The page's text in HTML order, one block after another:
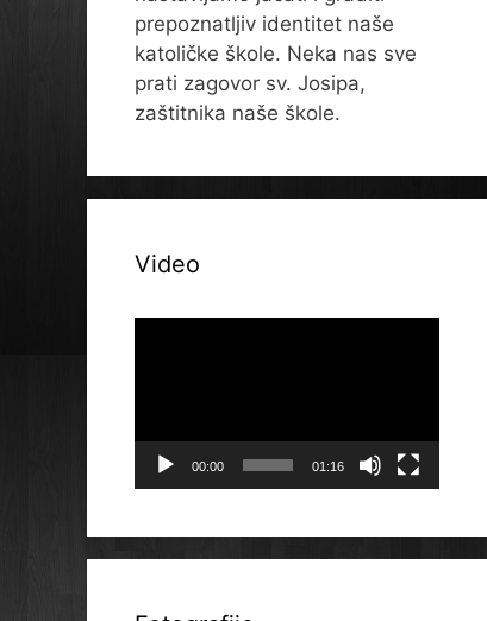
prepoznatljiv identitet naše
katoličke škole. Neka nas sve
prati zagovor sv. Josipa,
zaštitnika naše škole.
Video
00:00 01:16